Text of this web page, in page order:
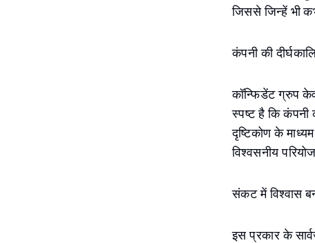
जिससे जिन्हें भी
कंपनी की
कॉन्फिडेंट ग्रुप
स्पष्ट है कि कंपनी
दृष्टिकोण के
विश्वसनीय
संकट में विश्वास
इस प्रकार के